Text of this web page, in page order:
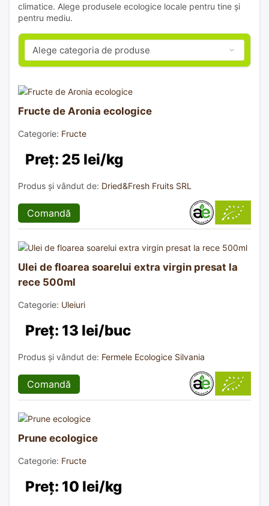
climatice. Alege produsele ecologice locale pentru tine și
pentru mediu.
Fructe de Aronia ecologice
Categorie: Fructe
Preț: 25 lei/kg
Produs și vândut de: Dried&Fresh Fruits SRL
Comandă
Ulei de floarea soarelui extra virgin presat la
rece 500ml
Categorie: Uleiuri
Preț: 13 lei/buc
Produs și vândut de: Fermele Ecologice Silvania
Comandă
Prune ecologice
Categorie: Fructe
Preț: 10 lei/kg